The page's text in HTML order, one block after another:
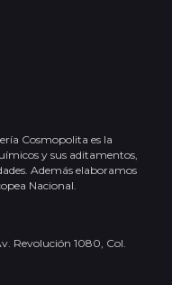
Cosmopolita es la
y sus aditamentos,
Además elaboramos
Nacional.
Revolución 1080, Col.